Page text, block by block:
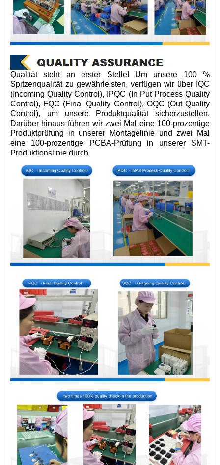
Qualität steht an erster Stelle! Um unsere 100 %
Spitzenqualität zu gewährleisten, verfügen wir über IQC
(Incoming Quality Control), IPQC (In Put Process Quality
Control), FQC (Final Quality Control), OQC (Out Quality
Control), um unsere Produktqualität sicherzustellen.
Darüber hinaus führen wir zwei Mal eine 100-prozentige
Produktprüfung in unserer Montagelinie und zwei Mal
eine 100-prozentige PCBA-Prüfung in unserer SMT-
Produktionslinie durch.